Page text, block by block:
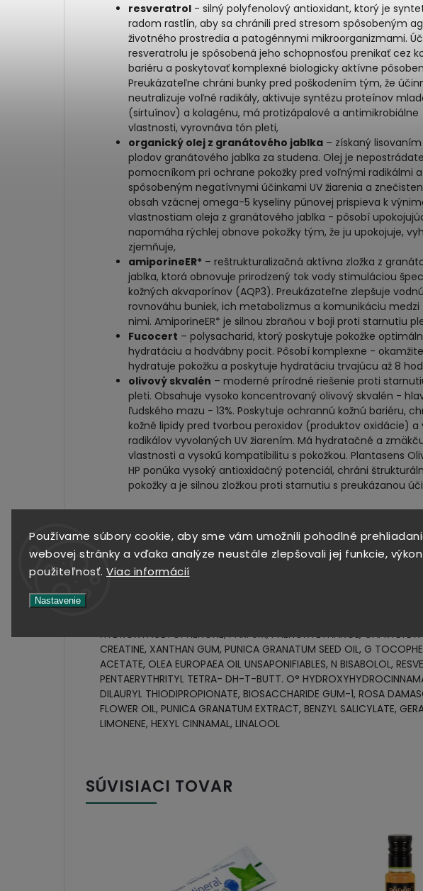
Používame súbory cookie, aby sme vám umožnili pohodlné
webovej stránky a vďaka analýze neustále zlepšovali jej funkcie,
použiteľnosť. Viac informácií
Nastavenie
resveratrol - silný polyfenolový antioxidant, ktorý je
radom rastlín, aby sa chránili pred stresom spôsobeným
životného prostredia a patogénnymi mikroorganizmami.
resveratrolu je spôsobená jeho schopnosťou prenikať cez
bariéru a poskytovať komplexné biologicky aktívne
Preukázateľne chráni bunky pred poškodením tým, že
neutralizuje voľné radikály, aktivuje syntézu proteínov
(sirtuínov) a kolagénu, má protizápalové a antimikrobiálne
vlastnosti, vyrovnáva tón pleti,
organický olej z granátového jablka – získaný
plodov granátového jablka za studena. Olej je
pomocníkom pri ochrane pokožky pred voľnými radikálmi
spôsobeným negatívnymi účinkami UV žiarenia a
obsah vzácnej omega-5 kyseliny púnovej prispieva k
vlastnostiam oleja z granátového jablka - pôsobí
napomáha rýchlej obnove pokožky tým, že ju upokojuje,
zjemňuje,
amiporineER* – reštrukturalizačná aktívna zložka z
jablka, ktorá obnovuje prirodzený tok vody stimuláciou
kožných akvaporínov (AQP3). Preukázateľne zlepšuje vodnú
rovnováhu buniek, ich metabolizmus a komunikáciu medzi
nimi. AmiporineER* je silnou zbraňou v boji proti starnutiu
Fucocert – polysacharid, ktorý poskytuje pokožke
hydratáciu a hodvábny pocit. Pôsobí komplexne - okamžite
hydratuje pokožku a poskytuje hydratáciu trvajúcu až 8
olivový skvalén – moderné prírodné riešenie proti
pleti. Obsahuje vysoko koncentrovaný olivový skvalén -
ľudského mazu - 13%. Poskytuje ochrannú kožnú bariéru,
kožné lipidy pred tvorbou peroxidov (produktov oxidácie)
radikálov vyvolaných UV žiarením. Má hydratačné a
vlastnosti a vysokú kompatibilitu s pokožkou. Plantasens
HP ponúka vysoký antioxidačný potenciál, chráni
pokožky a je silnou zložkou proti starnutiu s preukázanou
Zloženie
AQUA GLYCERYL STEARATE CITRATE, SOPENTYLDIOL, GLYCERIN, E'
MYRISTATE, GLYCERYL STEARATE, CYCLOPENTASILOXANE, N
ALCOHOL, CAPRYLIC/CAPRIC TRIGLYCERIDE, C12-13 ALK 8 LACTATE,
HYDROXYACETOPHENONE, PARFUM, PHENOXYETHANOL, CAPRYLYL
CREATINE, XANTHAN GUM, PUNICA GRANATUM SEED OIL, G
ACETATE, OLEA EUROPAEA OIL UNSAPONIFIABLES, N BISABOLOL,
PENTAERYTHRITYL TETRA- DH-T-BUTT. O°
DILAURYL THIODIPROPIONATE, BIOSACCHARIDE GUM-1, ROSA
FLOWER OIL, PUNICA GRANATUM EXTRACT, BENZYL SALICYLATE,
LIMONENE, HEXYL CINNAMAL, LINALOOL
SÚVISIACI TOVAR